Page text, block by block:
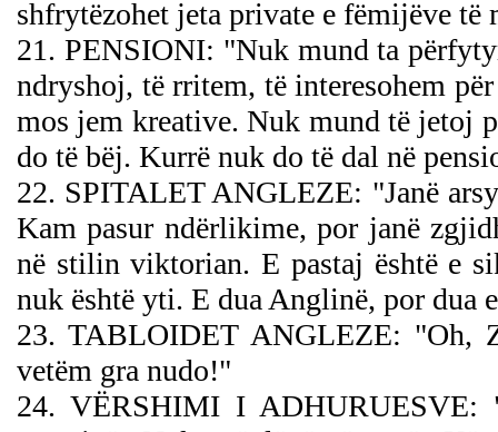
shfrytëzohet jeta private e fëmijëve të
21. PENSIONI: "Nuk mund ta
ndryshoj, të rritem, të interesohem
mos jem kreative. Nuk mund të jetoj
do të bëj. Kurrë nuk do të dal në
22. SPITALET ANGLEZE: "Janë
Kam pasur ndërlikime, por janë
në stilin viktorian. E pastaj është e
nuk është yti. E dua Anglinë, por dua
23. TABLOIDET ANGLEZE: "Oh,
vetëm gra nudo!"
24. VËRSHIMI I ADHURUESVE: